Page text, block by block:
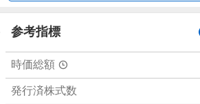
4
.
4
4
%
参考指標
時価総額
発行済株式数